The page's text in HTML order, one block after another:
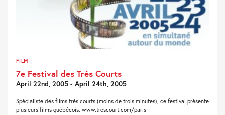
FILM
7e Festival des Très Courts
April 22nd, 2005 - April 24th, 2005
Spécialiste des films très courts (moins de trois minutes), ce festival présente
plusieurs films québécois. www.trescourt.com/paris